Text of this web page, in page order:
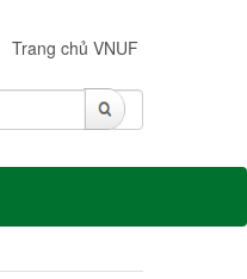
Trang chủ VNUF